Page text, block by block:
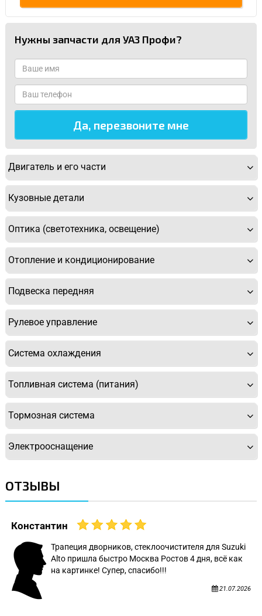
Нужны запчасти для УАЗ Профи?
Двигатель и его части
Кузовные детали
Оптика (светотехника, освещение)
Отопление и кондиционирование
Подвеска передняя
Рулевое управление
Система охлаждения
Топливная система (питания)
Тормозная система
Электрооснащение
ОТЗЫВЫ
Константин
Трапеция дворников, стеклоочистителя для Suzuki
Alto пришла быстро Москва Ростов 4 дня, всё как
на картинке! Супер, спасибо!!!
21.07.2026